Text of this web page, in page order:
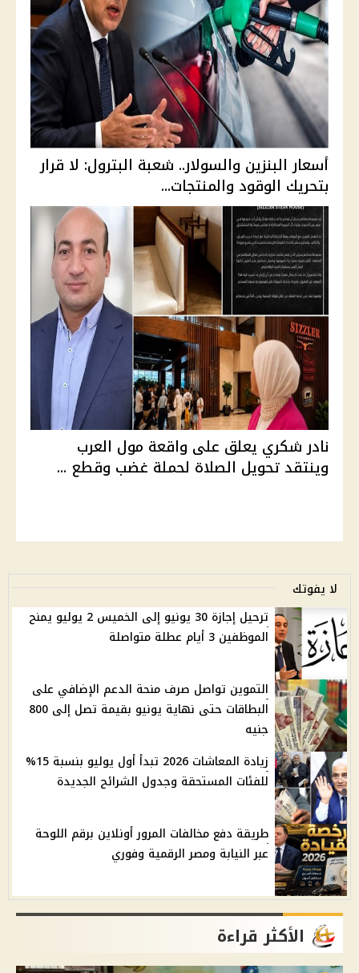
أسعار البنزين والسولار.. شعبة البترول: لا قرار
بتحريك الوقود والمنتجات...
نادر شكري يعلق على واقعة مول العرب
وينتقد تحويل الصلاة لحملة غضب وقطع ...
لا يفوتك
ترحيل إجازة 30 يونيو إلى الخميس 2 يوليو يمنح
الموظفين 3 أيام عطلة متواصلة
التموين تواصل صرف منحة الدعم الإضافي على
البطاقات حتى نهاية يونيو بقيمة تصل إلى 800
جنيه
زيادة المعاشات 2026 تبدأ أول يوليو بنسبة 15%
للفئات المستحقة وجدول الشرائح الجديدة
طريقة دفع مخالفات المرور أونلاين برقم اللوحة
عبر النيابة ومصر الرقمية وفوري
الأكثر قراءة